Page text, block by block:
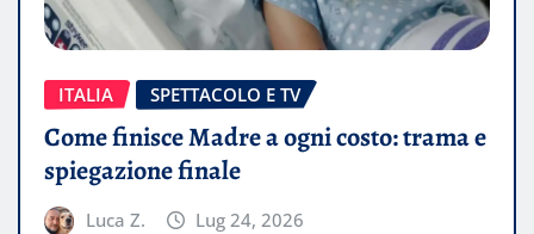
ITALIA SPETTACOLO E TV
Come finisce Madre a ogni costo: trama e
spiegazione finale
Luca Z. Lug 24, 2026